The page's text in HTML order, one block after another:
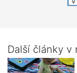
Další články v